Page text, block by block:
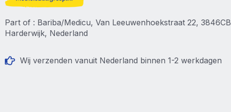
Part of : Bariba/Medicu, Van Leeuwenhoekstraat 22, 3846CB
Harderwijk, Nederland
Wij verzenden vanuit Nederland binnen 1-2 werkdagen